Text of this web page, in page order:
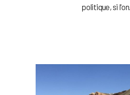
politique, si l'on...